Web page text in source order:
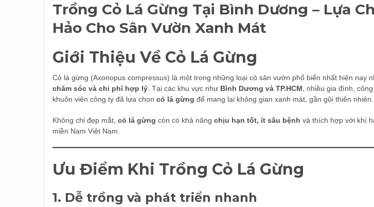
Trồng Cỏ Lá Gừng Tại Bình Dương – Lựa
Hảo Cho Sân Vườn Xanh Mát
Giới Thiệu Về Cỏ Lá Gừng
Cỏ lá gừng (Axonopus compressus) là một trong những loại cỏ sân vườn phổ biến nhất hiện nay
chăm sóc và chi phí hợp lý. Tại các khu vực như Bình Dương và TP.HCM, nhiều gia đình,
khuôn viên công ty đã lựa chọn cỏ lá gừng để mang lại không gian xanh mát, gần gũi thiên nhiên.
Không chỉ đẹp mắt, cỏ lá gừng còn có khả năng chịu hạn tốt, ít sâu bệnh và thích hợp với khí
miền Nam Việt Nam.
Ưu Điểm Khi Trồng Cỏ Lá Gừng
1. Dễ trồng và phát triển nhanh